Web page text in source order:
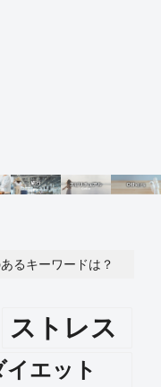
るキーワードは？
ストレス
イエット